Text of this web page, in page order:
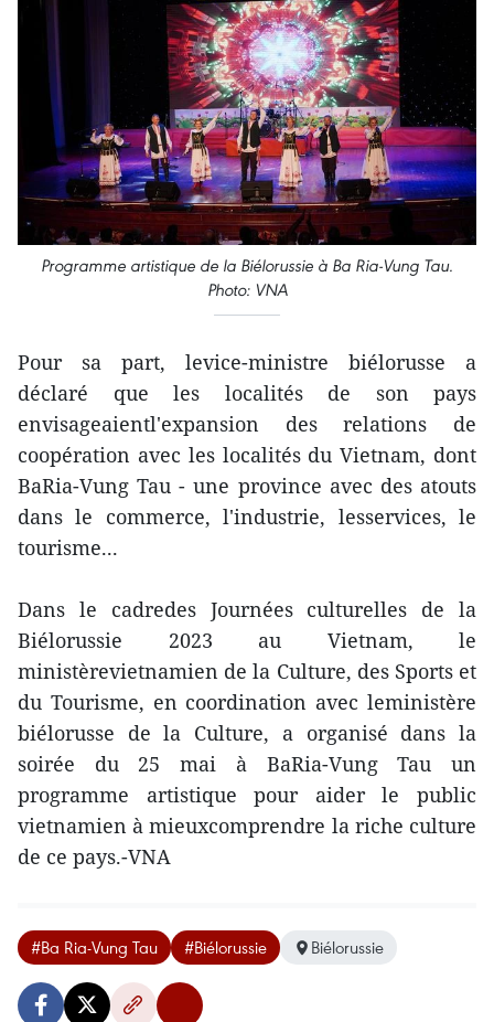
Programme artistique de la Biélorussie à Ba Ria-Vung Tau.
Photo: VNA
Pour sa part, levice-ministre biélorusse a
déclaré que les localités de son pays
envisageaientl'expansion des relations de
coopération avec les localités du Vietnam, dont
BaRia-Vung Tau - une province avec des atouts
dans le commerce, l'industrie, lesservices, le
tourisme...
Dans le cadredes Journées culturelles de la
Biélorussie 2023 au Vietnam, le
ministèrevietnamien de la Culture, des Sports et
du Tourisme, en coordination avec leministère
biélorusse de la Culture, a organisé dans la
soirée du 25 mai à BaRia-Vung Tau un
programme artistique pour aider le public
vietnamien à mieuxcomprendre la riche culture
de ce pays.-VNA
#Ba Ria-Vung Tau #Biélorussie Biélorussie